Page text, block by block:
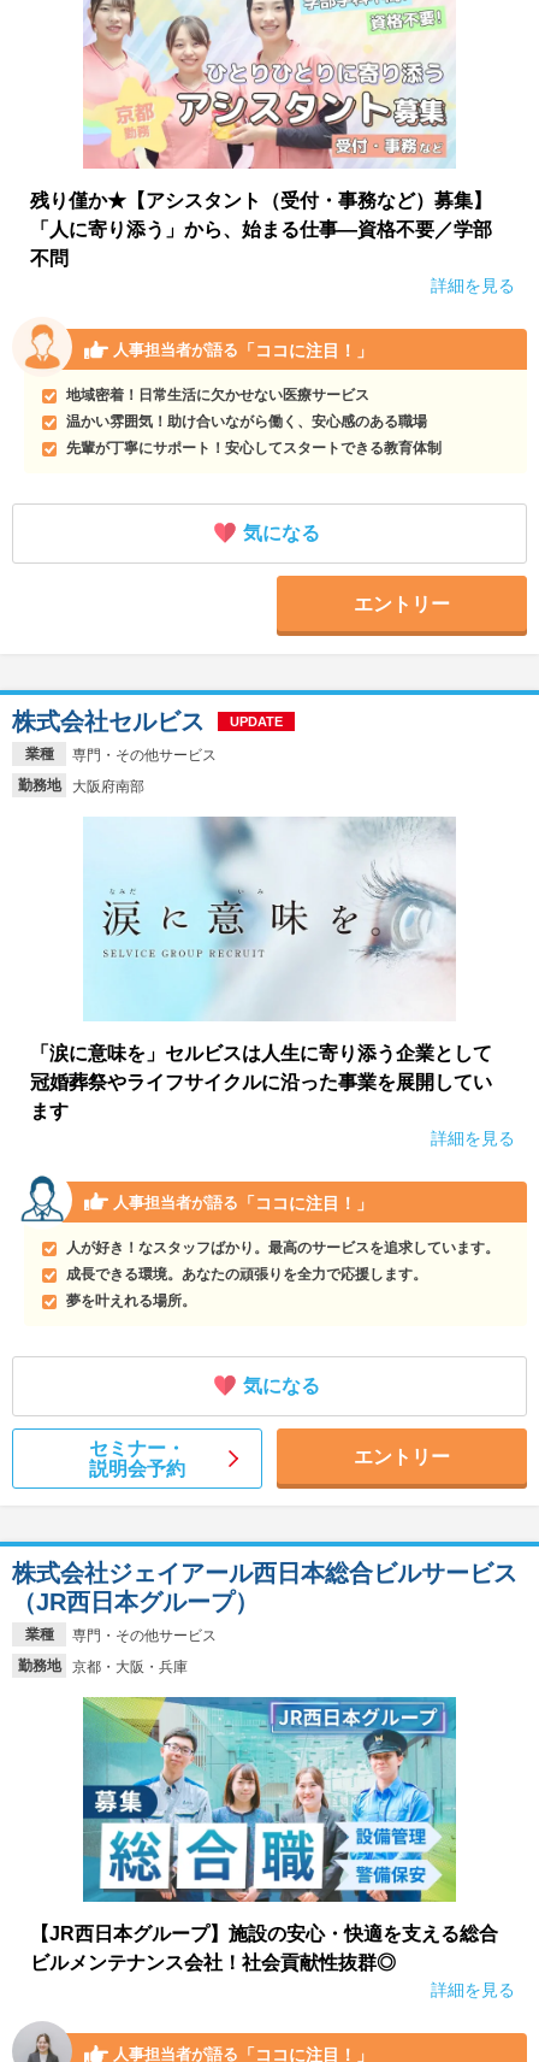
残り僅か★【アシスタント（受付・事務など）募集】
「人に寄り添う」から、始まる仕事―資格不要／学部
不問
詳細を見る
人事担当者が語る 「ココに注目！」
地域密着！日常生活に欠かせない医療サービス
温かい雰囲気！助け合いながら働く、安心感のある職場
先輩が丁寧にサポート！安心してスタートできる教育体制
気になる
エントリー
業種
専門・その他サービス
勤務地
大阪府南部
株式会社セルビス UPDATE
「涙に意味を」セルビスは人生に寄り添う企業として
冠婚葬祭やライフサイクルに沿った事業を展開してい
ます
詳細を見る
人事担当者が語る 「ココに注目！」
人が好き！なスタッフばかり。最高のサービスを追求しています。
成長できる環境。あなたの頑張りを全力で応援します。
夢を叶えれる場所。
気になる
セミナー・
説明会予約
エントリー
業種
専門・その他サービス
勤務地
京都・大阪・兵庫
株式会社ジェイアール西日本総合ビルサービス
（JR西日本グループ）
【JR西日本グループ】施設の安心・快適を支える総合
ビルメンテナンス会社！社会貢献性抜群◎
詳細を見る
人事担当者が語る 「ココに注目！」